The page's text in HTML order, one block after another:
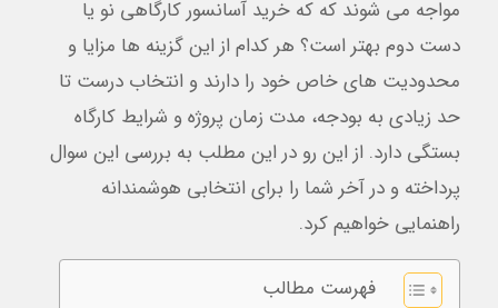
مواجه می شوند که که خرید آسانسور کارگاهی نو یا
دست دوم بهتر است؟ هر کدام از این گزینه ها مزایا و
محدودیت های خاص خود را دارند و انتخاب درست تا
حد زیادی به بودجه، مدت زمان پروژه و شرایط کارگاه
بستگی دارد. از این رو در این مطلب به بررسی این سوال
پرداخته و در آخر شما را برای انتخابی هوشمندانه
راهنمایی خواهیم کرد.
فهرست مطالب